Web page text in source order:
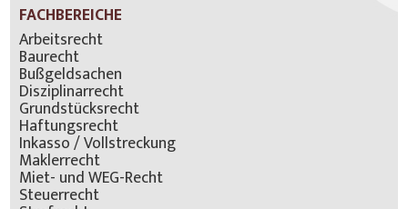
FACHBEREICHE
Arbeitsrecht
Baurecht
Bußgeldsachen
Disziplinarrecht
Grundstücksrecht
Haftungsrecht
Inkasso / Vollstreckung
Maklerrecht
Miet- und WEG-Recht
Steuerrecht